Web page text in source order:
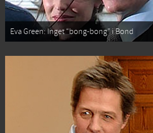
Eva Green: Inget “bong-bong” i Bond